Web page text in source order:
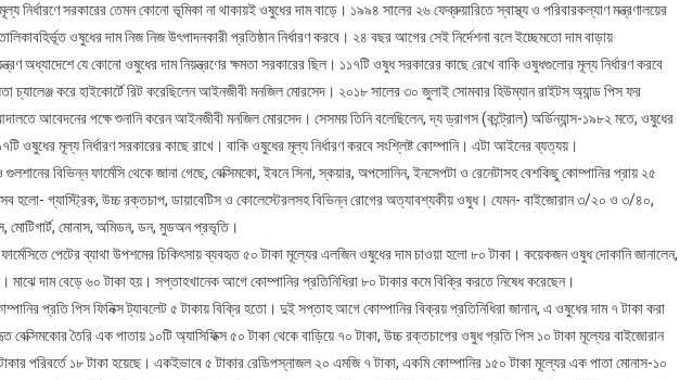
নির্ধারণে সরকারের তেমন কোনো ভূমিকা না থাকায়ই ওষুধের দাম বাড়ে। ১৯৯৪ সালের ২৬ ফেব্রুয়ারিতে স্বাস্থ্য ও পরিবারকল্যাণ মন্ত্রণালয়ের
ওষুধের দাম নিজ নিজ উৎপাদনকারী প্রতিষ্ঠান নির্ধারণ করবে। ২৪ বছর আগের সেই নির্দেশনা বলে ইচ্ছেমতো দাম বাড়ায়
অধ্যাদেশে যে কোনো ওষুধের দাম নিয়ন্ত্রণের ক্ষমতা সরকারের ছিল। ১১৭টি ওষুধ সরকারের কাছে রেখে বাকি ওষুধগুলোর মূল্য নির্ধারণ করবে
চ্যালেঞ্জ করে হাইকোর্টে রিট করেছিলেন আইনজীবী মনজিল মোরসেদ। ২০১৮ সালের ৩০ জুলাই সোমবার হিউম্যান রাইটস অ্যান্ড পিস ফর
আবেদনের পক্ষে শুনানি করেন আইনজীবী মনজিল মোরসেদ। সেসময় তিনি বলেছিলেন, দ্য ড্রাগস (কন্ট্রোল) অর্ডিন্যান্স-১৯৮২ মতে, ওষুধের
ওষুধের মূল্য নির্ধারণ সরকারের কাছে রাখে। বাকি ওষুধের মূল্য নির্ধারণ করবে সংশ্লিষ্ট কোম্পানি। এটা আইনের ব্যত্যয়।
বিভিন্ন ফার্মেসি থেকে জানা গেছে, বেক্সিমকো, ইবনে সিনা, স্কয়ার, অপসোনিন, ইনসেপটা ও রেনেটাসহ বেশকিছু কোম্পানির প্রায় ২৫
হলো- গ্যাস্ট্রিক, উচ্চ রক্তচাপ, ডায়াবেটিস ও কোলেস্টেরলসহ বিভিন্ন রোগের অত্যাবশ্যকীয় ওষুধ। যেমন- বাইজোরান ৩/২০ ও ৩/৪০,
মোটিগার্ট, মোনাস, অমিডন, ডন, মুডঅন প্রভৃতি।
পেটের ব্যাথা উপশমের চিকিৎসায় ব্যবহৃত ৫০ টাকা মূল্যের এলজিন ওষুধের দাম চাওয়া হলো ৮০ টাকা। কয়েকজন ওষুধ দোকানি জানালেন,
দাম বেড়ে ৬০ টাকা হয়। সপ্তাহখানেক আগে কোম্পানির প্রতিনিধিরা ৮০ টাকার কমে বিক্রি করতে নিষেধ করেছেন।
প্রতি পিস ফিনিক্স ট্যাবলেট ৫ টাকায় বিক্রি হতো। দুই সপ্তাহ আগে কোম্পানির বিক্রয় প্রতিনিধিরা জানান, এ ওষুধের দাম ৭ টাকা করা
বেক্সিমকোর তৈরি এক পাতায় ১০টি অ্যাসিফিক্স ৫০ টাকা থেকে বাড়িয়ে ৭০ টাকা, উচ্চ রক্তচাপের ওষুধ প্রতি পিস ১০ টাকা মূল্যের বাইজোরান
পরিবর্তে ১৮ টাকা হয়েছে। একইভাবে ৫ টাকার রেডিপস্নাজল ২০ এমজি ৭ টাকা, একমি কোম্পানির ১৫০ টাকা মূল্যের এক পাতা মোনাস-১০